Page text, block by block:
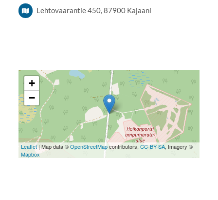
Lehtovaarantie 450, 87900 Kajaani
+
−
Leaflet| Map data ©OpenStreetMapcontributors, CC-BY-SA, Imagery ©
Mapbox